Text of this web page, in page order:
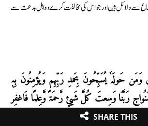
سے دلائل ہیں اور جو اس کی مخالفت کرے وہ اہل بدعت سے
وَمَن حَولَہٗ یُسَبِّحُونَ بِحَمدِ رَبِّہِم وَیُؤمِنُونَ بِہٖ
رَبَّنَا وَسِعتَ کُلَّ شَیئٍ رَّحمَۃً وَّعِلمًا فَاغفِر
سَبِیلَکَ وَقِہِم عَذَابَ الجَحِیمِرَبَّنَا وَاَدخِلہُم
SHARE THIS